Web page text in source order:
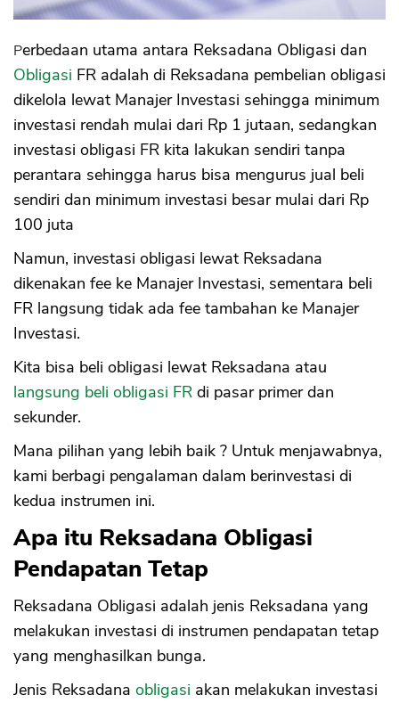
6. Berpartisipasi dalam Pembangunan
Kekurangan Obligasi FR
1. Harus Mengurus Sendiri
2. Minimum Investasi Mulai Rp 100 juta
3. Minimum Penjualan Kembali Rp 100 juta
4. Risiko Pasar (market risk)
Tabel Perbedaan Reksadana Obligasi vs
Obligasi FR
a. Keamanan
b. Legalitas
d. Minimum Pembelian
e. Minimum Penjualan
f. Pengelolaan
g. Resiko MI
Perbedaan utama antara Reksadana Obligasi dan
Obligasi FR adalah di Reksadana pembelian obligasi
dikelola lewat Manajer Investasi sehingga minimum
investasi rendah mulai dari Rp 1 jutaan, sedangkan
investasi obligasi FR kita lakukan sendiri tanpa
perantara sehingga harus bisa mengurus jual beli
sendiri dan minimum investasi besar mulai dari Rp
100 juta
Namun, investasi obligasi lewat Reksadana
dikenakan fee ke Manajer Investasi, sementara beli
FR langsung tidak ada fee tambahan ke Manajer
Investasi.
Kita bisa beli obligasi lewat Reksadana atau
langsung beli obligasi FR di pasar primer dan
sekunder.
Mana pilihan yang lebih baik ? Untuk menjawabnya,
kami berbagi pengalaman dalam berinvestasi di
kedua instrumen ini.
Apa itu Reksadana Obligasi
Pendapatan Tetap
Reksadana Obligasi adalah jenis Reksadana yang
melakukan investasi di instrumen pendapatan tetap
yang menghasilkan bunga.
Jenis Reksadana obligasi akan melakukan investasi